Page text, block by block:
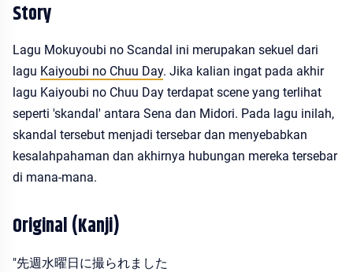
Story
Lagu Mokuyoubi no Scandal ini merupakan sekuel dari
lagu Kaiyoubi no Chuu Day. Jika kalian ingat pada akhir
lagu Kaiyoubi no Chuu Day terdapat scene yang terlihat
seperti 'skandal' antara Sena dan Midori. Pada lagu inilah,
skandal tersebut menjadi tersebar dan menyebabkan
kesalahpahaman dan akhirnya hubungan mereka tersebar
di mana-mana.
Original (Kanji)
"先週水曜日に撮られました